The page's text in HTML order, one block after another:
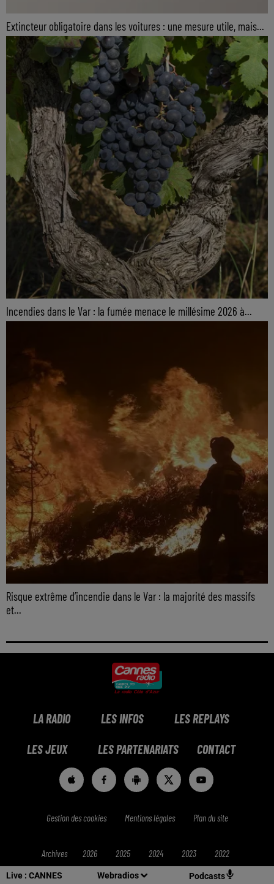
Live : CANNES
Webradios Podcasts
Extincteur obligatoire dans les voitures : une mesure utile, mais...
Incendies dans le Var : la fumée menace le millésime 2026 à...
Risque extrême d’incendie dans le Var : la majorité des massifs
et...
LA RADIO LES INFOS LES REPLAYS
LES JEUX LES PARTENARIATS CONTACT
Gestion des cookies Mentions légales Plan du site
Archives 2026 2025 2024 2023 2022